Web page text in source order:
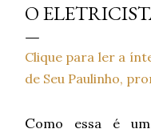
O
Clique para ler a
de Seu Paulinho,
Como essa é